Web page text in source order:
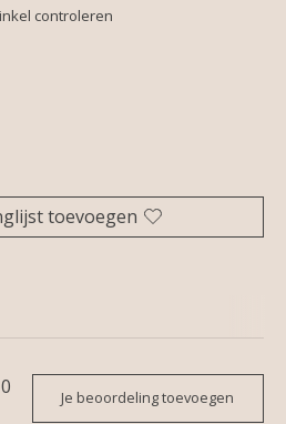
controleren
toevoegen
0
Je beoordeling toevoegen